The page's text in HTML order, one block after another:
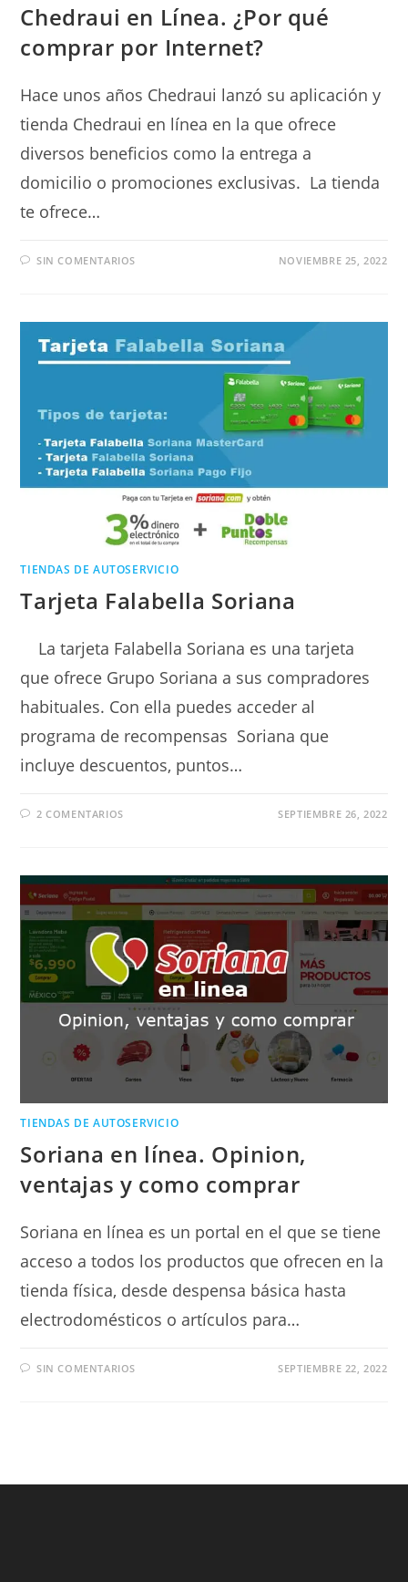
Chedraui en Línea. ¿Por qué
comprar por Internet?
Hace unos años Chedraui lanzó su aplicación y
tienda Chedraui en línea en la que ofrece
diversos beneficios como la entrega a
domicilio o promociones exclusivas. La tienda
te ofrece…
SIN COMENTARIOS NOVIEMBRE 25, 2022
TIENDAS DE AUTOSERVICIO
Tarjeta Falabella Soriana
La tarjeta Falabella Soriana es una tarjeta
que ofrece Grupo Soriana a sus compradores
habituales. Con ella puedes acceder al
programa de recompensas Soriana que
incluye descuentos, puntos…
2 COMENTARIOS SEPTIEMBRE 26, 2022
TIENDAS DE AUTOSERVICIO
Soriana en línea. Opinion,
ventajas y como comprar
Soriana en línea es un portal en el que se tiene
acceso a todos los productos que ofrecen en la
tienda física, desde despensa básica hasta
electrodomésticos o artículos para…
SIN COMENTARIOS SEPTIEMBRE 22, 2022